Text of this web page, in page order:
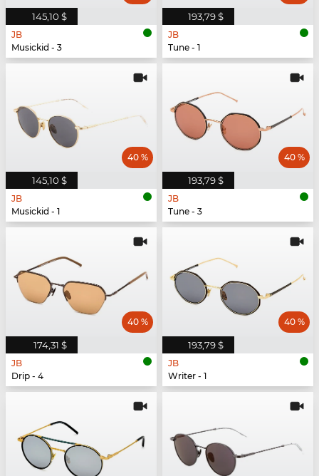
145,10 $
JB
Musickid - 3
193,79 $
JB
Tune - 1
145,10 $
40 %
JB
Musickid - 1
193,79 $
40 %
JB
Tune - 3
174,31 $
40 %
JB
Drip - 4
193,79 $
40 %
JB
Writer - 1